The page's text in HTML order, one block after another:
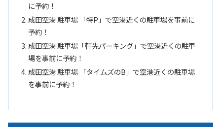
に予約！
成田空港 駐車場 「特P」で空港近くの駐車場を事前に
予約！
成田空港 駐車場「軒先パーキング」で空港近くの駐車
場を事前に予約！
成田空港 駐車場 「タイムズのB」で空港近くの駐車場
を事前に予約！